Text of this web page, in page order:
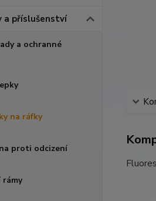
a příslušenství
a ochranné
na ráfky
proti odcizení
rámy